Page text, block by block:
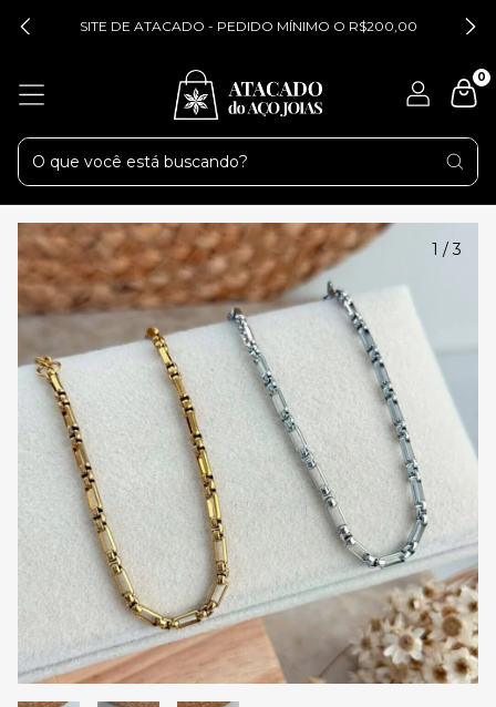
SITE DE ATACADO - PEDIDO MÍNIMO O R$200,00
0
1 /3